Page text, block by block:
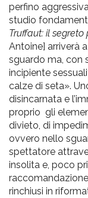
perfino
studio
Truffaut: il segreto
Antoine] arriverà
sguardo ma, con
incipiente
calze di seta».
disincarnata e
proprio gli
divieto, di
ovvero nello
spettatore
insolita e, poco
rinchiusi in